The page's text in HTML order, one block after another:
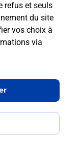
refus et seuls
du site
vos choix à
via
BLANCHE